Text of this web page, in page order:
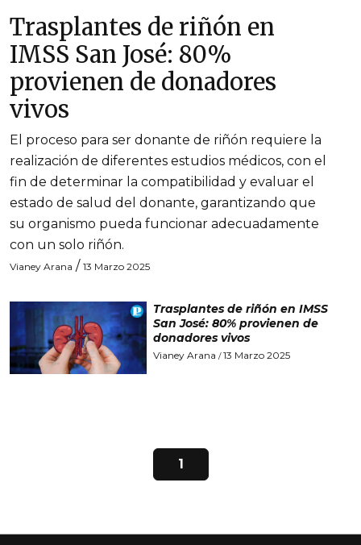
Trasplantes de riñón en
IMSS San José: 80%
provienen de donadores
vivos
El proceso para ser donante de riñón requiere la
realización de diferentes estudios médicos, con el
fin de determinar la compatibilidad y evaluar el
estado de salud del donante, garantizando que
su organismo pueda funcionar adecuadamente
con un solo riñón.
Vianey Arana / 13 Marzo 2025
Trasplantes de riñón en IMSS
San José: 80% provienen de
donadores vivos
Vianey Arana /13 Marzo 2025
1